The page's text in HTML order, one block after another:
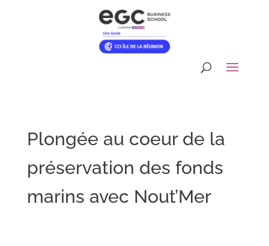
Plongée au coeur de la
préservation des fonds
marins avec Nout’Mer